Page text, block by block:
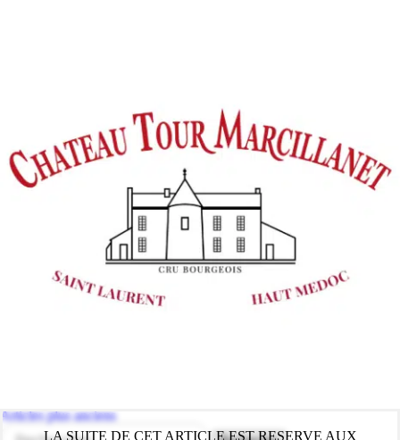
LA SUITE DE CET ARTICLE EST RESERVE AUX
Navigation
Articles plus anciens
Rechercher :